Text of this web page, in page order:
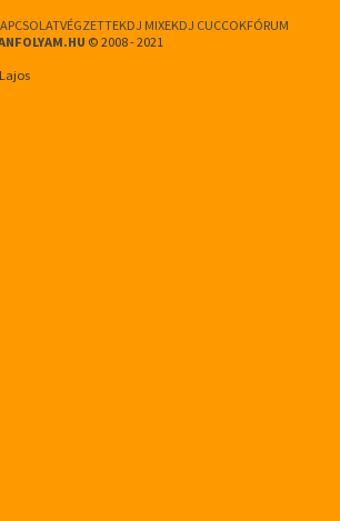
VÉGZETTEKDJ MIXEKDJ CUCCOKFÓRUM
© 2008 - 2021